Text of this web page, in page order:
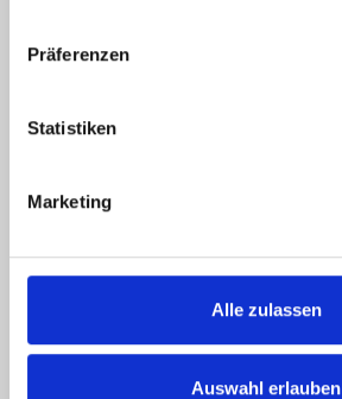
Präferenzen
Statistiken
Marketing
Alle zulassen
Auswahl erlauben
Hartstraße 15-17
info(at)gelderner-fahrradprofi.de
ÖFFNUNGSZEITEN
Montag 09:00 - 13:00 Uhr